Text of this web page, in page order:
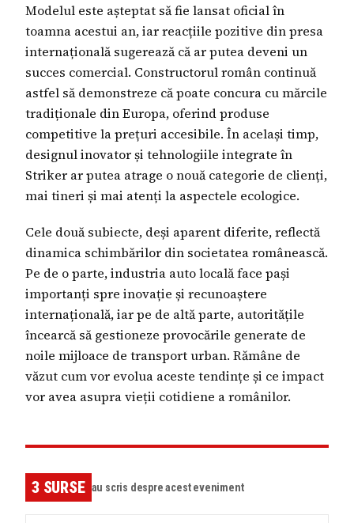
Modelul este așteptat să fie lansat oficial în
toamna acestui an, iar reacțiile pozitive din presa
internațională sugerează că ar putea deveni un
succes comercial. Constructorul român continuă
astfel să demonstreze că poate concura cu mărcile
tradiționale din Europa, oferind produse
competitive la prețuri accesibile. În același timp,
designul inovator și tehnologiile integrate în
Striker ar putea atrage o nouă categorie de clienți,
mai tineri și mai atenți la aspectele ecologice.
Cele două subiecte, deși aparent diferite, reflectă
dinamica schimbărilor din societatea românească.
Pe de o parte, industria auto locală face pași
importanți spre inovație și recunoaștere
internațională, iar pe de altă parte, autoritățile
încearcă să gestioneze provocările generate de
noile mijloace de transport urban. Rămâne de
văzut cum vor evolua aceste tendințe și ce impact
vor avea asupra vieții cotidiene a românilor.
3SURSE au scris despre acest eveniment